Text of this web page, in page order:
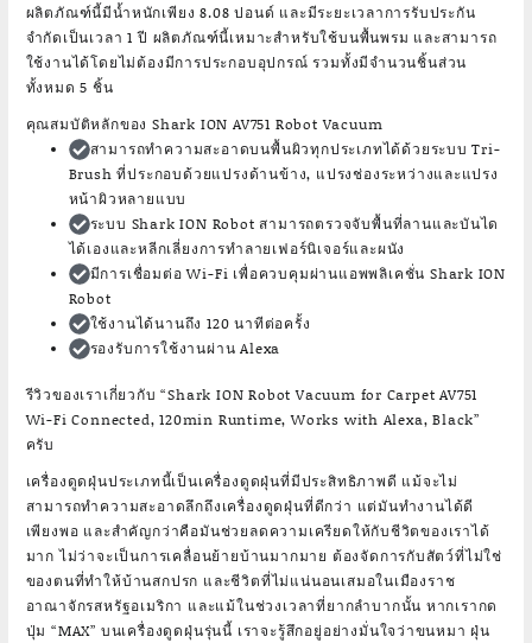
ผลิตภัณฑ์นี้มีน้ำหนักเพียง 8.08 ปอนด์ และมีระยะเวลาการรับประกัน
จำกัดเป็นเวลา 1 ปี ผลิตภัณฑ์นี้เหมาะสำหรับใช้บนพื้นพรม และสามารถ
ใช้งานได้โดยไม่ต้องมีการประกอบอุปกรณ์ รวมทั้งมีจำนวนชิ้นส่วน
ทั้งหมด 5 ชิ้น
คุณสมบัติหลักของ Shark ION AV751 Robot Vacuum
สามารถทำความสะอาดบนพื้นผิวทุกประเภทได้ด้วยระบบ Tri-
Brush ที่ประกอบด้วยแปรงด้านข้าง, แปรงช่องระหว่างและแปรง
หน้าผิวหลายแบบ
ระบบ Shark ION Robot สามารถตรวจจับพื้นที่ลานและบันได
ได้เองและหลีกเลี่ยงการทำลายเฟอร์นิเจอร์และผนัง
มีการเชื่อมต่อ Wi-Fi เพื่อควบคุมผ่านแอพพลิเคชั่น Shark ION
Robot
ใช้งานได้นานถึง 120 นาทีต่อครั้ง
รองรับการใช้งานผ่าน Alexa
รีวิวของเราเกี่ยวกับ “Shark ION Robot Vacuum for Carpet AV751
Wi-Fi Connected, 120min Runtime, Works with Alexa, Black”
ครับ
เครื่องดูดฝุ่นประเภทนี้เป็นเครื่องดูดฝุ่นที่มีประสิทธิภาพดี แม้จะไม่
สามารถทำความสะอาดลึกถึงเครื่องดูดฝุ่นที่ดีกว่า แต่มันทำงานได้ดี
เพียงพอ และสำคัญกว่าคือมันช่วยลดความเครียดให้กับชีวิตของเราได้
มาก ไม่ว่าจะเป็นการเคลื่อนย้ายบ้านมากมาย ต้องจัดการกับสัตว์ที่ไม่ใช่
ของตนที่ทำให้บ้านสกปรก และชีวิตที่ไม่แน่นอนเสมอในเมืองราช
อาณาจักรสหรัฐอเมริกา และแม้ในช่วงเวลาที่ยากลำบากนั้น หากเรากด
ปุ่ม “MAX” บนเครื่องดูดฝุ่นรุ่นนี้ เราจะรู้สึกอยู่อย่างมั่นใจว่าขนหมา ฝุ่น